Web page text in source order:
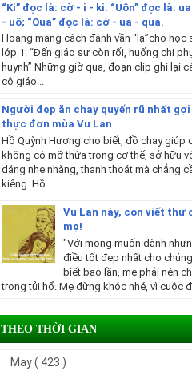
“Ki” đọc là: cờ - i - ki. “Uôn” đọc là:
- uô; “Qua” đọc là: cờ - ua - qua.
Hoang mang cách đánh vần “lạ”cho học
lớp 1: “Đến giáo sư còn rối, huống chi
huynh” Những giờ qua, đoạn clip ghi lại
cô giáo...
Người đẹp ăn chay quyến rũ nhất gợi
thực đơn mùa Vu Lan
Hồ Quỳnh Hương cho biết, đồ chay giúp
không có mỡ thừa trong cơ thể, sở hữu
dáng nhẹ nhàng, thanh thoát mà chẳng
kiêng. Hồ ...
Vu Lan này, con viết thư
mẹ!
"Với mong muốn dành
điều tốt đẹp nhất cho chúng
biết bao lần, mẹ phải nén
trong tủi hổ. Mẹ đừng khóc nhé, vì cuộc
THEO THỜI GIAN